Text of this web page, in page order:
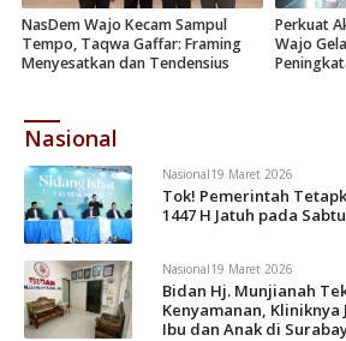
NasDem Wajo Kecam Sampul
Tempo, Taqwa Gaffar: Framing
Menyesatkan dan Tendensius
Perkuat
Wajo
Nasional
Nasional19 Maret 2026
Tok! Pemerintah
1447 H Jatuh pada
Nasional19 Maret 2026
Bidan Hj. Munjianah
Kenyamanan, Kliniknya
Ibu dan Anak di